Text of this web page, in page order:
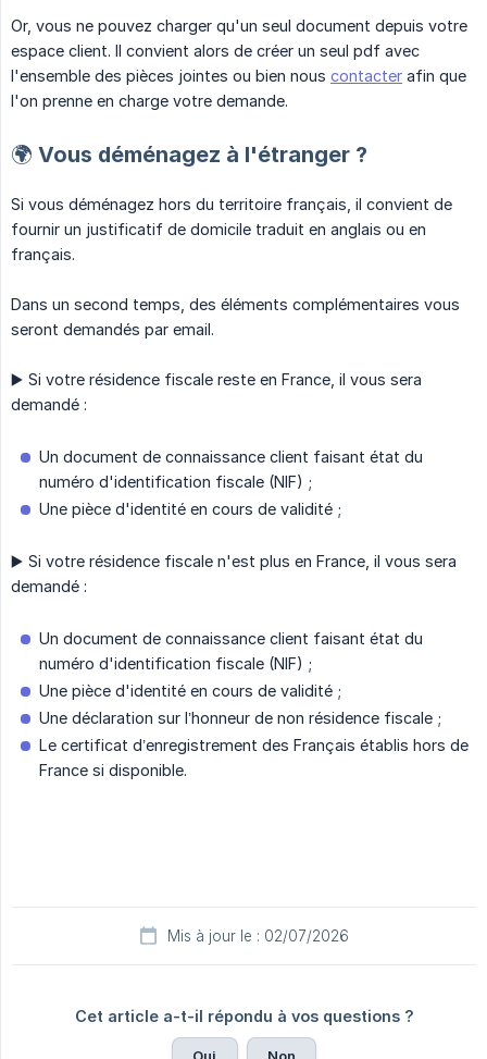
Or, vous ne pouvez charger qu'un seul document depuis votre
espace client. Il convient alors de créer un seul pdf avec
l'ensemble des pièces jointes ou bien nous contacter afin que
l'on prenne en charge votre demande.
🌍 Vous déménagez à l'étranger ?
Si vous déménagez hors du territoire français, il convient de
fournir un justificatif de domicile traduit en anglais ou en
français.
Dans un second temps, des éléments complémentaires vous
seront demandés par email.
▶️ Si votre résidence fiscale reste en France, il vous sera
demandé :
Un document de connaissance client faisant état du
numéro d'identification fiscale (NIF) ;
Une pièce d'identité en cours de validité ;
▶️ Si votre résidence fiscale n'est plus en France, il vous sera
demandé :
Un document de connaissance client faisant état du
numéro d'identification fiscale (NIF) ;
Une pièce d'identité en cours de validité ;
Une déclaration sur l’honneur de non résidence fiscale ;
Le certificat d’enregistrement des Français établis hors de
France si disponible.
Mis à jour le : 02/07/2026
Cet article a-t-il répondu à vos questions ?